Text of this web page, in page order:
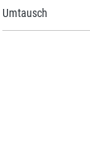
Umtausch